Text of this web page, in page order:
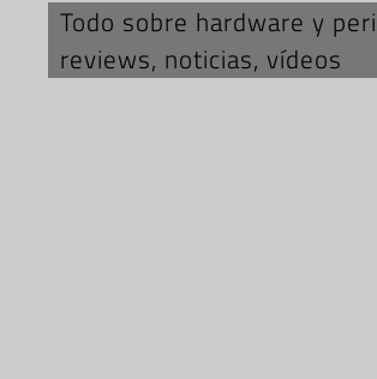
Todo sobre hardware y
reviews, noticias, vídeos